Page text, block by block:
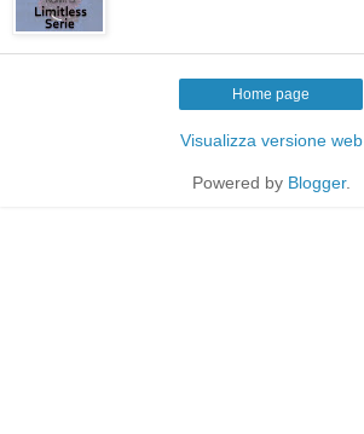
Home page
Visualizza versione web
Powered by Blogger.